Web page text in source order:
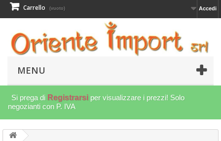
Accedi
Carrello (vuoto)
MENU
Si prega di Registrarsi per visualizzare i prezzi! Solo
negozianti con P. IVA